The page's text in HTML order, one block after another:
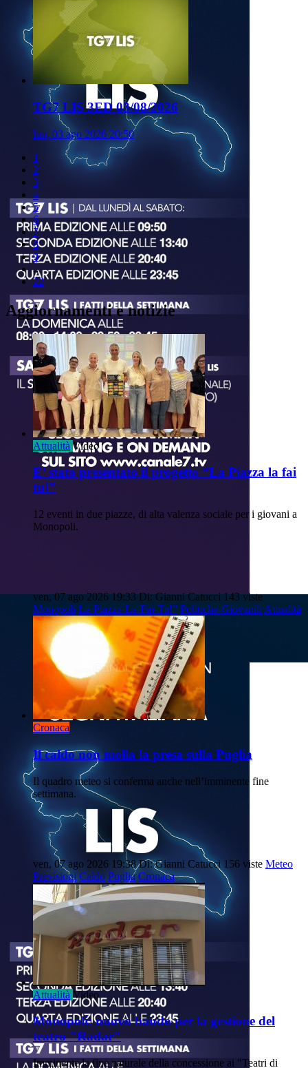
TG7 LIS 3ED 03/08/2026
lun, 03 ago 2026 20:50
1
2
3
4
5
6
7
8
9
..
22
Aggiornamenti e notizie
Attualità Video
E’ stato presentato il progetto “La Piazza la fai
tu!”
12 eventi in due piazze, di alta valenza sociale per i giovani a
Monopoli.
ven, 07 ago 2026 19:33 Di: Gianni Catucci 143 viste
Monopoli La-Piazza-La-Fai-Tu!” Politiche-Giovanili Attualità
Cronaca
Il caldo non molla la presa sulla Puglia
Il quadro meteo si conferma anche nell’imminente fine
settimana.
ven, 07 ago 2026 19:38 Di: Gianni Catucci 156 viste Meteo
Previsioni Caldo Puglia Cronaca
Attualità Video
Monopoli: nuovo bando per la gestione del
teatro "Radar"
Imminente la fine naturale della concessione ai "Teatri di